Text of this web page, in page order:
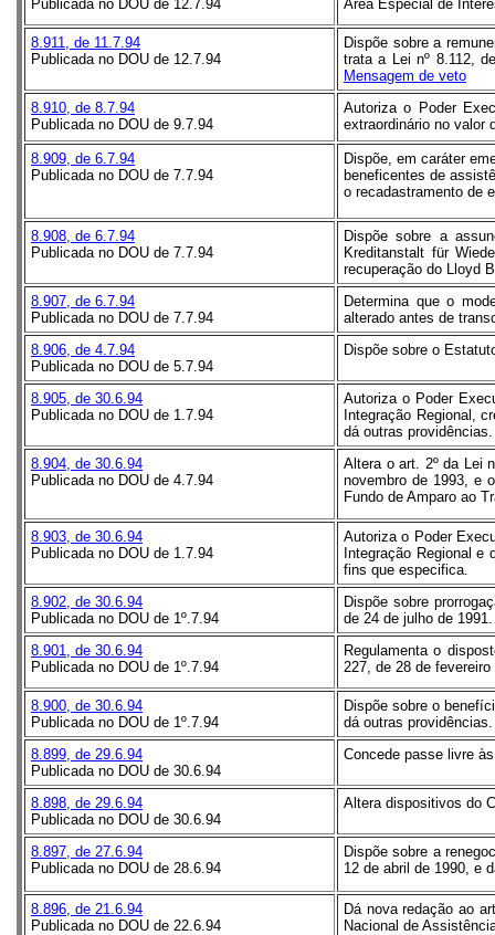
Publicada no DOU de 12.7.94 Área Especial de
8.911, de 11.7.94
Publicada no DOU de 12.7.94
Dispõe sobre a
trata a Lei nº 8.112,
Mensagem de veto
8.910, de 8.7.94
Publicada no DOU de 9.7.94
Autoriza o Poder
extraordinário no valor
8.909, de 6.7.94
Publicada no DOU de 7.7.94
Dispõe, em caráter
beneficentes de
o recadastramento de
8.908, de 6.7.94
Publicada no DOU de 7.7.94
Dispõe sobre a
Kreditanstalt für
recuperação do Lloyd
8.907, de 6.7.94
Publicada no DOU de 7.7.94
Determina que o
alterado antes de
8.906, de 4.7.94
Publicada no DOU de 5.7.94
Dispõe sobre o
8.905, de 30.6.94
Publicada no DOU de 1.7.94
Autoriza o Poder
Integração Regional,
dá outras providências.
8.904, de 30.6.94
Publicada no DOU de 4.7.94
Altera o art. 2º da Lei
novembro de 1993, e
Fundo de Amparo ao
8.903, de 30.6.94
Publicada no DOU de 1.7.94
Autoriza o Poder
Integração Regional
fins que especifica.
8.902, de 30.6.94
Publicada no DOU de 1º.7.94
Dispõe sobre
de 24 de julho de 1991.
8.901, de 30.6.94
Publicada no DOU de 1º.7.94
Regulamenta o
227, de 28 de
8.900, de 30.6.94
Publicada no DOU de 1º.7.94
Dispõe sobre o
dá outras providências.
8.899, de 29.6.94
Publicada no DOU de 30.6.94
Concede passe livre
8.898, de 29.6.94
Publicada no DOU de 30.6.94
Altera dispositivos do
8.897, de 27.6.94
Publicada no DOU de 28.6.94
Dispõe sobre a
12 de abril de 1990, e
8.896, de 21.6.94
Publicada no DOU de 22.6.94
Dá nova redação ao
Nacional de